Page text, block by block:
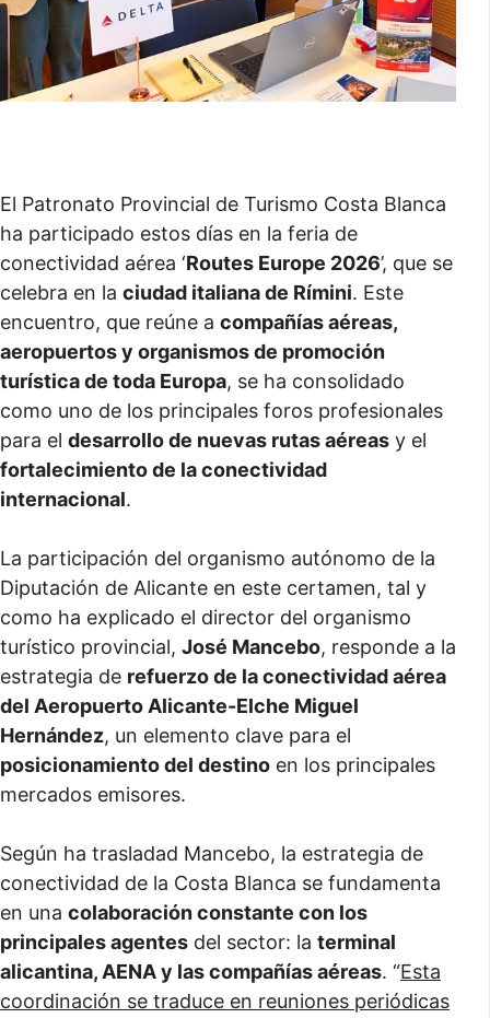
El Patronato Provincial de Turismo Costa Blanca
ha participado estos días en la feria de
conectividad aérea ‘Routes Europe 2026’, que se
celebra en la ciudad italiana de Rímini. Este
encuentro, que reúne a compañías aéreas,
aeropuertos y organismos de promoción
turística de toda Europa, se ha consolidado
como uno de los principales foros profesionales
para el desarrollo de nuevas rutas aéreas y el
fortalecimiento de la conectividad
internacional.
La participación del organismo autónomo de la
Diputación de Alicante en este certamen, tal y
como ha explicado el director del organismo
turístico provincial, José Mancebo, responde a la
estrategia de refuerzo de la conectividad aérea
del Aeropuerto Alicante-Elche Miguel
Hernández, un elemento clave para el
posicionamiento del destino en los principales
mercados emisores.
Según ha trasladad Mancebo, la estrategia de
conectividad de la Costa Blanca se fundamenta
en una colaboración constante con los
principales agentes del sector: la terminal
alicantina, AENA y las compañías aéreas. “Esta
coordinación se traduce en reuniones periódicas